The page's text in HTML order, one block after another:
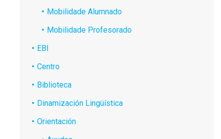
Mobilidade Alumnado
Mobilidade Profesorado
EBI
Centro
Biblioteca
Dinamización Lingüística
Orientación